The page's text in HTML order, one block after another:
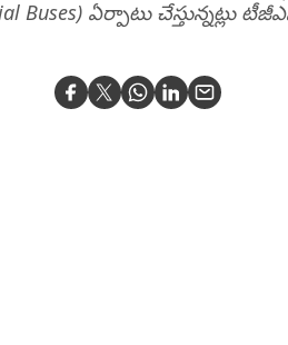
Buses) ఏర్పాటు చేస్తున్నట్లు